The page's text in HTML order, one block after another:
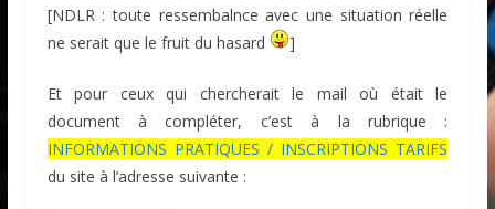
[NDLR : toute ressembalnce avec une situation réelle
ne serait que le fruit du hasard
]
Et pour ceux qui chercherait le mail où était le
document à compléter, c’est à la rubrique :
INFORMATIONS PRATIQUES / INSCRIPTIONS TARIFS
du site à l’adresse suivante :